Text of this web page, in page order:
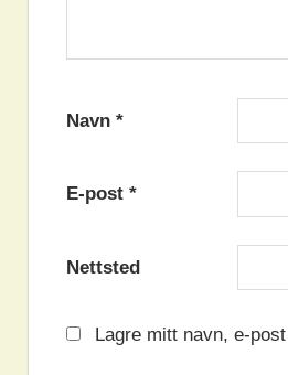
Navn *
E-post *
Nettsted
Lagre mitt navn, e-